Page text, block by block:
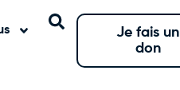
Je fais un
don